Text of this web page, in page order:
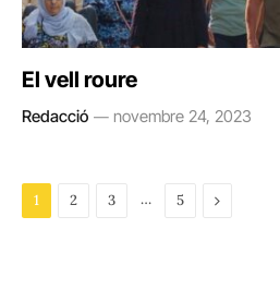
El vell roure
Redacció novembre 24, 2023
1 2 3 … 5 Next